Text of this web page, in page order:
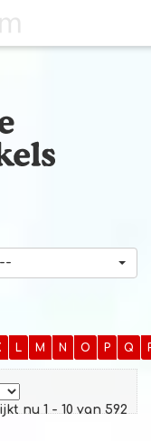
L M N O P Q
nu 1 - 10 van 592